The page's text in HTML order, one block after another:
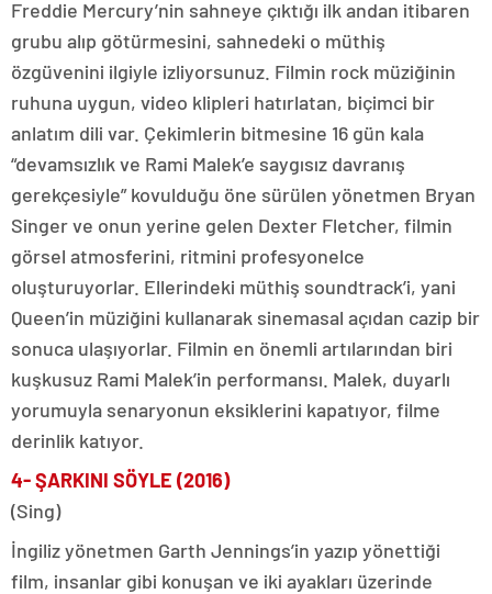
Freddie Mercury’nin sahneye çıktığı ilk andan itibaren
grubu alıp götürmesini, sahnedeki o müthiş
özgüvenini ilgiyle izliyorsunuz. Filmin rock müziğinin
ruhuna uygun, video klipleri hatırlatan, biçimci bir
anlatım dili var. Çekimlerin bitmesine 16 gün kala
“devamsızlık ve Rami Malek’e saygısız davranış
gerekçesiyle” kovulduğu öne sürülen yönetmen Bryan
Singer ve onun yerine gelen Dexter Fletcher, filmin
görsel atmosferini, ritmini profesyonelce
oluşturuyorlar. Ellerindeki müthiş soundtrack’i, yani
Queen’in müziğini kullanarak sinemasal açıdan cazip bir
sonuca ulaşıyorlar. Filmin en önemli artılarından biri
kuşkusuz Rami Malek’in performansı. Malek, duyarlı
yorumuyla senaryonun eksiklerini kapatıyor, filme
derinlik katıyor.
4- ŞARKINI SÖYLE (2016)
(Sing)
İngiliz yönetmen Garth Jennings’in yazıp yönettiği
film, insanlar gibi konuşan ve iki ayakları üzerinde